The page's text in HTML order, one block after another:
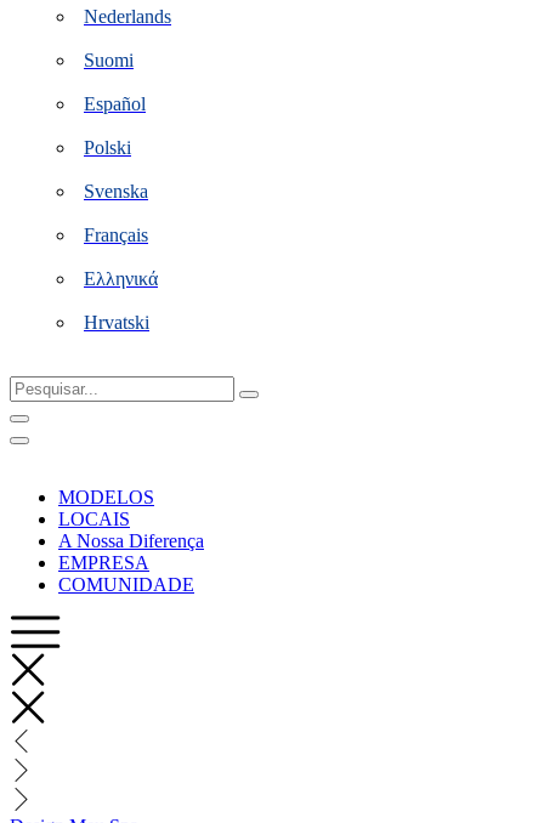
Nederlands
Suomi
Español
Polski
Svenska
Français
Ελληνικά
Hrvatski
Pesquisar...
MODELOS
LOCAIS
A Nossa Diferença
EMPRESA
COMUNIDADE